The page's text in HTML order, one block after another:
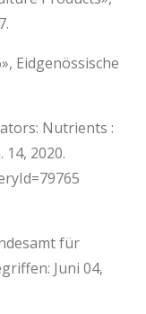
Eidgenössische
Nutrients :
14, 2020.
für
Juni 04,